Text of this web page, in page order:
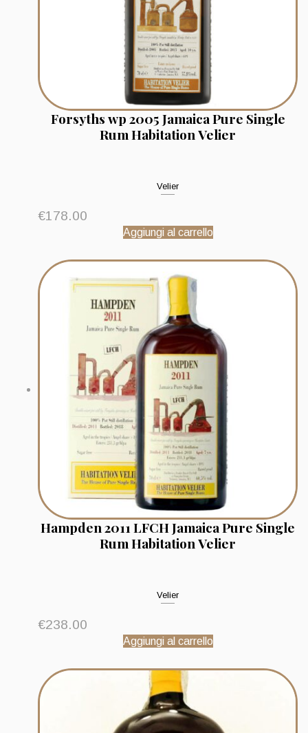
Forsyths wp 2005 Jamaica Pure Single
Rum Habitation Velier
Velier
€178.00
Aggiungi al carrello
Hampden 2011 LFCH Jamaica Pure Single
Rum Habitation Velier
Velier
€238.00
Aggiungi al carrello